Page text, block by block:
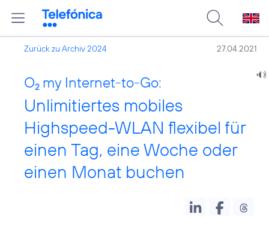
Zurück zu Archiv 2024 27.04.2021
O2 my Internet-to-Go:
Unlimitiertes mobiles
Highspeed-WLAN flexibel für
einen Tag, eine Woche oder
einen Monat buchen